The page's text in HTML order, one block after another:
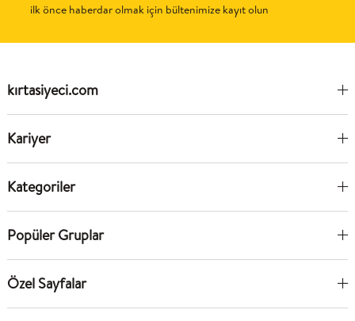
ilk önce haberdar olmak için bültenimize kayıt olun
kırtasiyeci.com
Kariyer
Kategoriler
Popüler Gruplar
Özel Sayfalar